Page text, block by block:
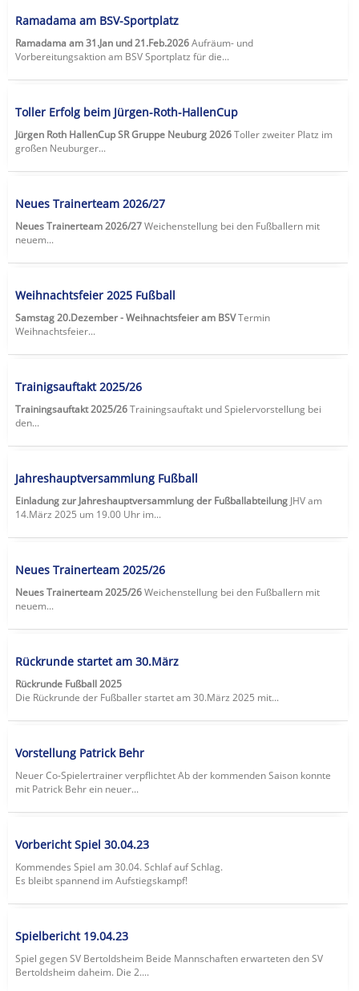
Ramadama am BSV-Sportplatz
Ramadama am 31.Jan und 21.Feb.2026Aufräum- und
Vorbereitungsaktion am BSV Sportplatz für die...
Toller Erfolg beim Jürgen-Roth-HallenCup
Jürgen Roth HallenCup SR Gruppe Neuburg 2026Toller zweiter Platz im
großen Neuburger...
Neues Trainerteam 2026/27
Neues Trainerteam 2026/27Weichenstellung bei den Fußballern mit
neuem...
Weihnachtsfeier 2025 Fußball
Samstag 20.Dezember - Weihnachtsfeier am BSVTermin
Weihnachtsfeier...
Trainigsauftakt 2025/26
Trainingsauftakt 2025/26Trainingsauftakt und Spielervorstellung bei
den...
Jahreshauptversammlung Fußball
Einladung zur Jahreshauptversammlung der FußballabteilungJHV am
14.März 2025 um 19.00 Uhr im...
Neues Trainerteam 2025/26
Neues Trainerteam 2025/26Weichenstellung bei den Fußballern mit
neuem...
Rückrunde startet am 30.März
Rückrunde Fußball 2025
Die Rückrunde der Fußballer startet am 30.März 2025 mit...
Vorstellung Patrick Behr
Neuer Co-Spielertrainer verpflichtet Ab der kommenden Saison konnte
mit Patrick Behr ein neuer...
Vorbericht Spiel 30.04.23
Kommendes Spiel am 30.04. Schlaf auf Schlag.
Es bleibt spannend im Aufstiegskampf!
Spielbericht 19.04.23
Spiel gegen SV Bertoldsheim Beide Mannschaften erwarteten den SV
Bertoldsheim daheim. Die 2....